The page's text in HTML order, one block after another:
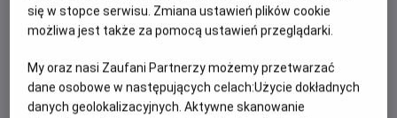
16:45
2D, napisy
17:30
2D, dubbing
18:45
2D, dubbing
20:45
2D, napisy
się w stopce serwisu. Zmiana ustawień plików cookie
możliwa jest także za pomocą ustawień przeglądarki.
My oraz nasi Zaufani Partnerzy możemy przetwarzać
dane osobowe w następujących celach:Użycie dokładnych
danych geolokalizacyjnych. Aktywne skanowanie